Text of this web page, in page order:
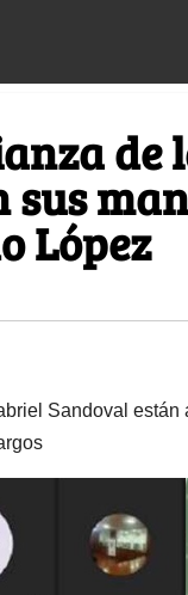
de
López
Sandoval